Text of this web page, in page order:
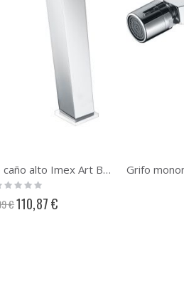
Grifo de lavabo caño alto Imex Art BDAR025-3
€Precio
especial
110,87 €